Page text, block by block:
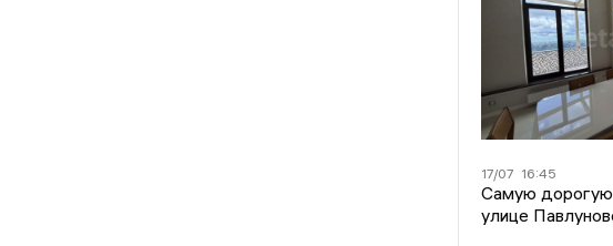
17/07 16:45
Самую дорогую
улице